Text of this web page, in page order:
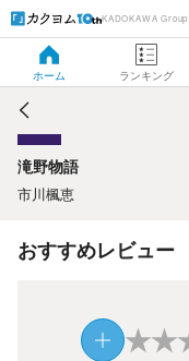
KADOKAWA Group
ホーム ランキング
滝野物語
滝野物語
市川楓恵
おすすめレビュー
★★